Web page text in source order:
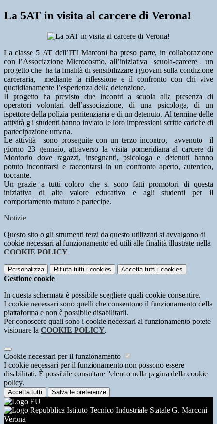
La 5AT in visita al carcere di Verona!
La classe 5 AT dell’ITI Marconi ha preso parte, in collaborazione
con l’Associazione Microcosmo, all’iniziativa scuola-carcere , un
progetto che ha la finalità di sensibilizzare i giovani sulla condizione
carceraria, mediante la riflessione e il confronto con chi vive
quotidianamente l’esperienza della detenzione.
Il progetto ha previsto due incontri a scuola alla presenza di
operatori volontari dell’associazione, di una psicologa, di un
ispettore della polizia penitenziaria e di un detenuto. Al termine delle
attività gli studenti hanno inviato le loro impressioni scritte cariche di
partecipazione umana.
Le attività sono proseguite con un terzo incontro, avvenuto il
giorno 23 gennaio, attraverso la visita pomeridiana al carcere di
Montorio dove ragazzi, insegnanti, psicologa e detenuti hanno
potuto incontrarsi e raccontarsi in un confronto aperto, autentico,
toccante.
Un grazie a tutti coloro che si sono fatti promotori di questa
iniziativa di alto valore educativo e agli studenti per il
comportamento maturo e partecipe.
Notizie
Questo sito o gli strumenti terzi da questo utilizzati si avvalgono di
cookie necessari al funzionamento ed utili alle finalità illustrate nella
COOKIE POLICY.
Personalizza Rifiuta tutti i cookies Accetta tutti i cookies
Gestione cookie
In questa schermata è possibile scegliere quali cookie consentire.
I cookie necessari sono quelli che consentono il funzionamento della
piattaforma e non è possibile disabilitarli.
Per conoscere quali sono i cookie necessari al funzionamento potete
visionare la COOKIE POLICY.
Cookie necessari per il funzionamento
I cookie necessari per il funzionamento non possono essere
disabilitati. È possibile consultare l'elenco nella pagina della cookie
policy.
Accetta tutti Salva le preferenze
Istituto Tecnico Industriale Statale G. Marconi
Verona